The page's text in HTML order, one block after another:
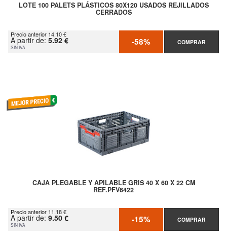
LOTE 100 PALETS PLÁSTICOS 80X120 USADOS REJILLADOS
CERRADOS
Precio anterior 14.10 €
A partir de: 5.92 €
SIN IVA -58% COMPRAR
CAJA PLEGABLE Y APILABLE GRIS 40 X 60 X 22 CM
REF.PFV6422
Precio anterior 11.18 €
A partir de: 9.50 €
SIN IVA -15% COMPRAR